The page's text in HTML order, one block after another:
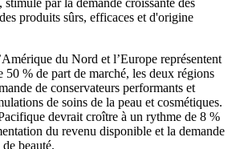
stimulé par la demande croissante des
produits sûrs, efficaces et d'origine
du Nord et l’Europe représentent
50 % de part de marché, les deux régions
de conservateurs performants et
de soins de la peau et cosmétiques.
devrait croître à un rythme de 8 %
du revenu disponible et la demande
beauté.